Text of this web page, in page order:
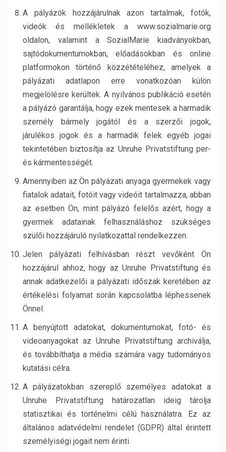
A pályázók hozzájárulnak azon tartalmak, fotók,
videók és mellékletek a www.sozialmarie.org
oldalon, valamint a SozialMarie kiadványokban,
sajtódokumentumokban, előadásokban és online
platformokon történő közzétételéhez, amelyek a
pályázati adatlapon erre vonatkozóan külön
megjelölésre kerültek. A nyilvános publikáció esetén
a pályázó garantálja, hogy ezek mentesek a harmadik
személy bármely jogától és a szerzői jogok,
járulékos jogok és a harmadik felek egyéb jogai
tekintetében biztosítja az Unruhe Privatstiftung per-
és kármentességét.
Amennyiben az Ön pályázati anyaga gyermekek vagy
fiatalok adatait, fotóit vagy videóit tartalmazza, abban
az esetben Ön, mint pályázó felelős azért, hogy a
gyermek adatainak felhasználáshoz szükséges
szülői hozzájáruló nyilatkozattal rendelkezzen.
Jelen pályázati felhívásban részt vevőként Ön
hozzájárul ahhoz, hogy az Unruhe Privatstiftung és
annak adatkezelői a pályázati időszak keretében az
értékelési folyamat során kapcsolatba léphessenek
Önnel.
A benyújtott adatokat, dokumentumokat, fotó- és
videoanyagokat az Unruhe Privatstiftung archiválja,
és továbbíthatja a média számára vagy tudományos
kutatási célra.
A pályázatokban szereplő személyes adatokat a
Unruhe Privatstiftung határozatlan ideig tárolja
statisztikai és történelmi célú használatra. Ez az
általános adatvédelmi rendelet (GDPR) által érintett
személyiségi jogait nem érinti.